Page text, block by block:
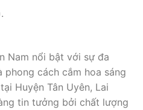
Nam nổi bật với sự đa
phong cách cắm hoa sáng
Huyện Tân Uyên, Lai
tin tưởng bởi chất lượng